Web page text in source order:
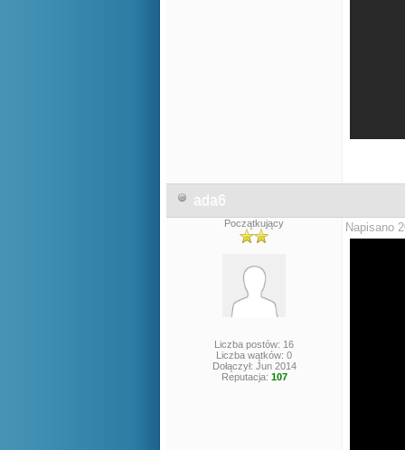
ada6
Początkujący
Liczba postów: 16
Liczba wątków: 0
Dołączył: Jun 2014
Reputacja: 107
Napisano